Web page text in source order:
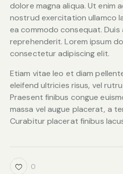
dolore magna aliqua. Ut enim
nostrud exercitation ullamco
ea commodo consequat.
reprehenderit. Lorem ipsum
consectetur adipiscing elit.
Etiam vitae leo et diam
eleifend ultricies risus, vel
Praesent finibus congue
massa vel augue placerat, a
Curabitur placerat finibus
0